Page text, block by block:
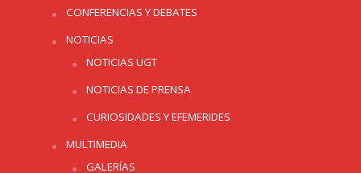
CONFERENCIAS Y DEBATES
NOTICIAS
NOTICIAS UGT
NOTICIAS DE PRENSA
CURIOSIDADES Y EFEMERIDES
MULTIMEDIA
GALERÍAS